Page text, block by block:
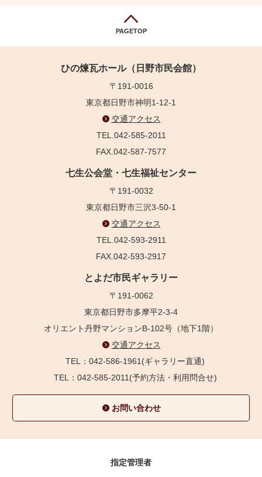
PAGETOP
ひの煉瓦ホール（日野市民会館）
〒191-0016
東京都日野市神明1-12-1
交通アクセス
TEL.042-585-2011
FAX.042-587-7577
七生公会堂・七生福祉センター
〒191-0032
東京都日野市三沢3-50-1
交通アクセス
TEL.042-593-2911
FAX.042-593-2917
とよだ市民ギャラリー
〒191-0062
東京都日野市多摩平2-3-4
オリエント丹野マンションB-102号（地下1階）
交通アクセス
TEL：042-586-1961(ギャラリー直通)
TEL：042-585-2011(予約方法・利用問合せ)
お問い合わせ
指定管理者